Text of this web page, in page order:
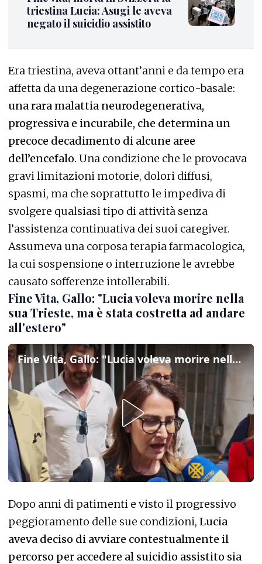
triestina Lucia: Asugi le aveva
negato il suicidio assistito
Era triestina, aveva ottant’anni e da tempo era
affetta da una degenerazione cortico-basale:
una rara malattia neurodegenerativa,
progressiva e incurabile, che determina un
precoce decadimento di alcune aree
dell’encefalo. Una condizione che le provocava
gravi limitazioni motorie, dolori diffusi,
spasmi, ma che soprattutto le impediva di
svolgere qualsiasi tipo di attività senza
l’assistenza continuativa dei suoi caregiver.
Assumeva una corposa terapia farmacologica,
la cui sospensione o interruzione le avrebbe
causato sofferenze intollerabili.
Fine Vita, Gallo: "Lucia voleva morire nella
sua Trieste, ma è stata costretta ad andare
all'estero"
Fine Vita, Gallo: "Lucia voleva morire nella sua Trieste, ma è stata costretta ad andare all'estero"
Dopo anni di patimenti e visto il progressivo
peggioramento delle sue condizioni, Lucia
aveva deciso di avviare contestualmente il
percorso per accedere al suicidio assistito sia